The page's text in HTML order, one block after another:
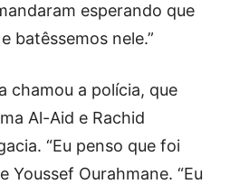
esperando que
batêssemos nele.”
chamou a polícia, que
Al-Aid e Rachid
“Eu penso que foi
Youssef Ourahmane. “Eu